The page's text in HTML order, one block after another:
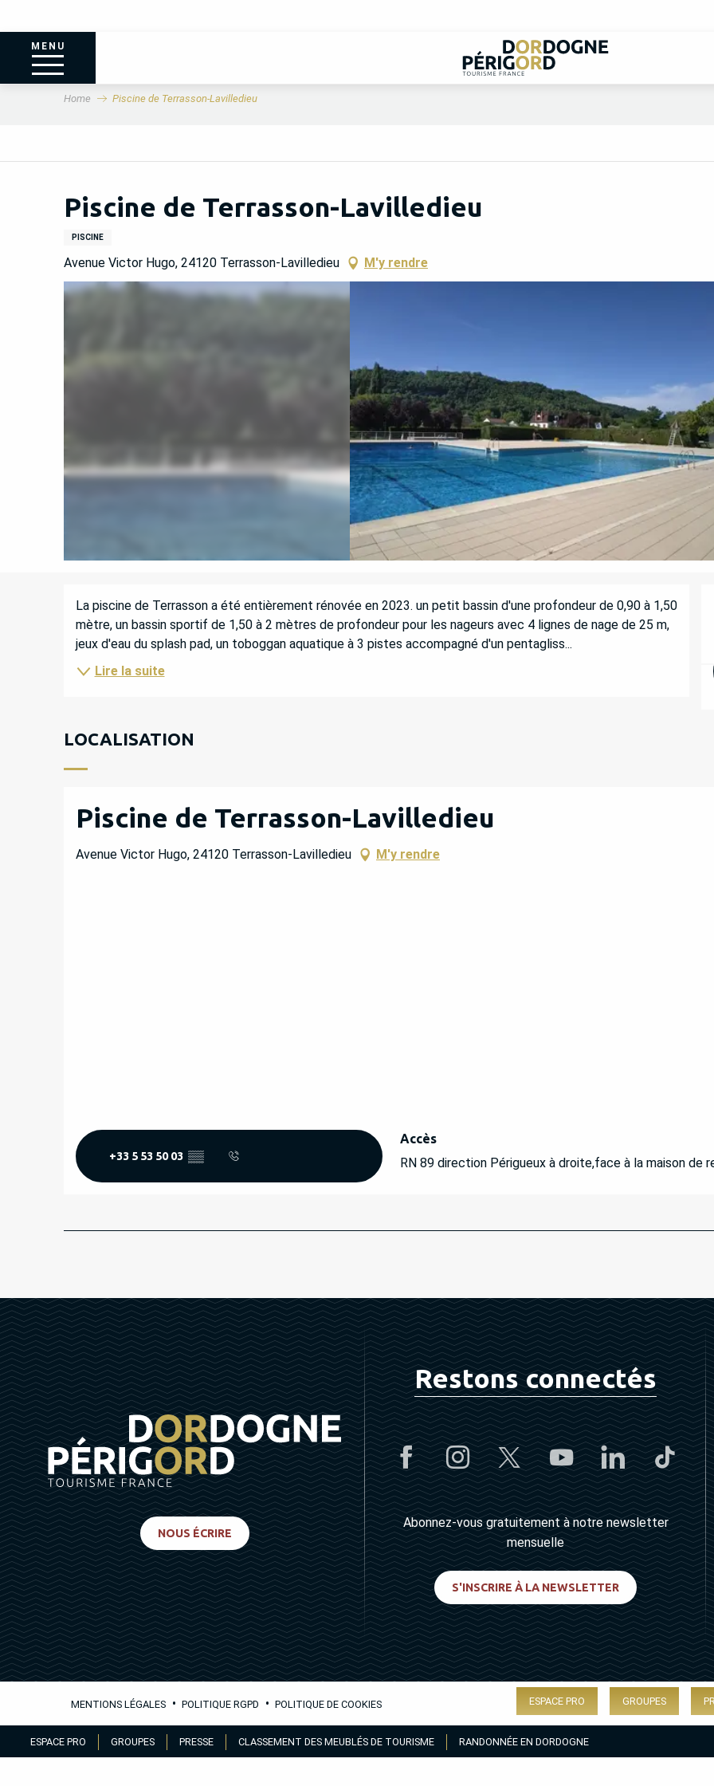
au
ESPACE PRO GROUPES PRESSE CLASSEMENT DES MEUBLÉS DE TOURISME RANDONNÉE EN DORDOGNE
MENU
Home Piscine de Terrasson-Lavilledieu
Piscine de Terrasson-Lavilledieu
PISCINE
Avenue Victor Hugo, 24120 Terrasson-Lavilledieu M'y rendre
DESCRIPTION
La piscine de Terrasson a été entièrement rénovée en 2023. un petit bassin d'une profondeur de 0,90 à 1,50
mètre, un bassin sportif de 1,50 à 2 mètres de profondeur pour les nageurs avec 4 lignes de nage de 25 m,
jeux d'eau du splash pad, un toboggan aquatique à 3 pistes accompagné d'un pentagliss...
Lire la suite
LOCALISATION
Piscine de Terrasson-Lavilledieu
Avenue Victor Hugo, 24120 Terrasson-Lavilledieu M'y rendre
+33 5 53 50 03 ▒▒
Accès
Accès
RN 89 direction Périgueux à droite,face à la maison de
NOUS ÉCRIRE
Restons connectés
Abonnez-vous gratuitement à notre newsletter
mensuelle
S'INSCRIRE À LA NEWSLETTER
MENTIONS LÉGALES • POLITIQUE RGPD • POLITIQUE DE COOKIES ESPACE PRO GROUPES